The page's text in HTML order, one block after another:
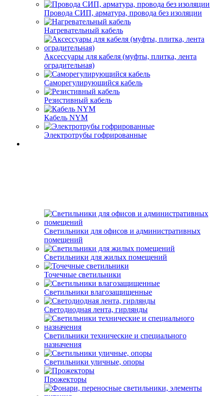
Провода СИП, арматура, провода без изоляции
Нагревательный кабель
Аксессуары для кабеля (муфты, плитка, лента
оградительная)
Саморегулирующийся кабель
Резистивный кабель
Кабель NYM
Электротрубы гофрированные
Светильники для офисов и административных
помещений
Светильники для жилых помещений
Точечные светильники
Светильники влагозащищенные
Светодиодная лента, гирлянды
Светильники технические и специального
назначения
Светильники уличные, опоры
Прожекторы